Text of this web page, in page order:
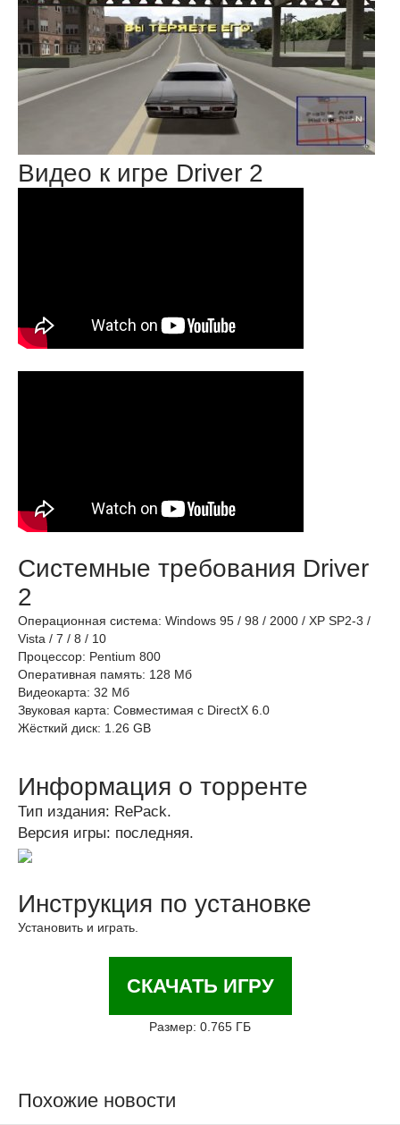
Видео к игре Driver 2
Системные требования Driver
2
Операционная система: Windows 95 / 98 / 2000 / XP SP2-3 /
Vista / 7 / 8 / 10
Процессор: Pentium 800
Оперативная память: 128 Мб
Видеокарта: 32 Мб
Звуковая карта: Совместимая с DirectX 6.0
Жёсткий диск: 1.26 GB
Информация о торренте
Тип издания: RePack.
Версия игры: последняя.
Инструкция по установке
Установить и играть.
СКАЧАТЬ ИГРУ
Размер: 0.765 ГБ
Похожие новости